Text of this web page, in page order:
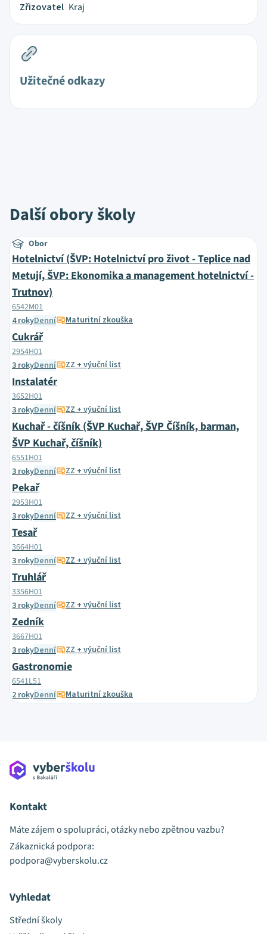
Zřizovatel Kraj
Užitečné odkazy
Další obory školy
Obor
Hotelnictví (ŠVP: Hotelnictví pro život - Teplice nad
Metují, ŠVP: Ekonomika a management hotelnictví -
Trutnov)
6542M01
4 rokyDenní Maturitní zkouška
Cukrář
2954H01
3 rokyDenní ZZ + výuční list
Instalatér
3652H01
3 rokyDenní ZZ + výuční list
Kuchař - číšník (ŠVP Kuchař, ŠVP Číšník, barman,
ŠVP Kuchař, číšník)
6551H01
3 rokyDenní ZZ + výuční list
Pekař
2953H01
3 rokyDenní ZZ + výuční list
Tesař
3664H01
3 rokyDenní ZZ + výuční list
Truhlář
3356H01
3 rokyDenní ZZ + výuční list
Zedník
3667H01
3 rokyDenní ZZ + výuční list
Gastronomie
6541L51
2 rokyDenní Maturitní zkouška
Kontakt
Máte zájem o spolupráci, otázky nebo zpětnou vazbu?
Zákaznická podpora:
podpora@vyberskolu.cz
Vyhledat
Střední školy